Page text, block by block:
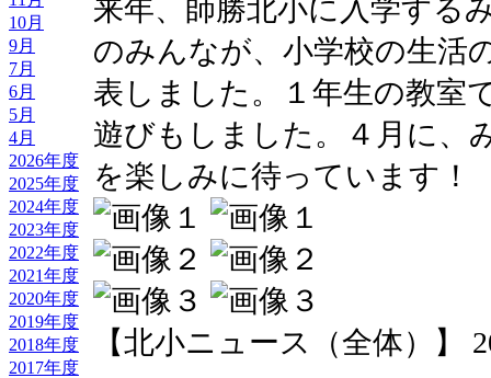
10月
9月
7月
6月
5月
4月
2026年度
2025年度
2024年度
2023年度
2022年度
2021年度
2020年度
2019年度
2018年度
2017年度
来年、師勝北小に入学する
のみんなが、小学校の生活
表しました。１年生の教室
遊びもしました。４月に、
を楽しみに待っています！
【北小ニュース（全体）】